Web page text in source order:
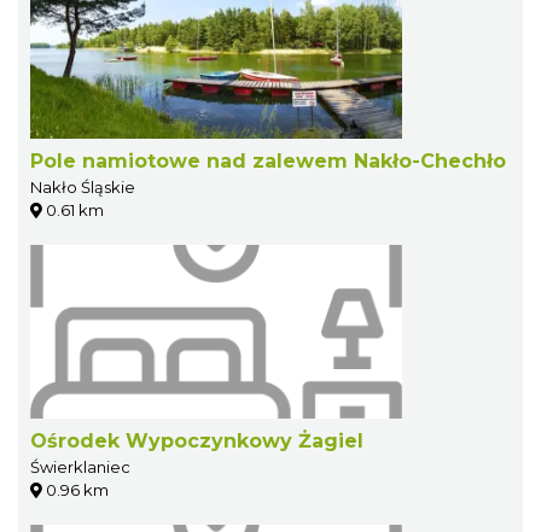
Pole namiotowe nad zalewem Nakło-Chechło
Nakło Śląskie
0.61 km
Ośrodek Wypoczynkowy Żagiel
Świerklaniec
0.96 km